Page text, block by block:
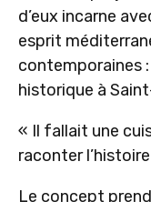
d’eux incarne
esprit
contemporaines
historique à
« Il fallait une
raconter
Le concept